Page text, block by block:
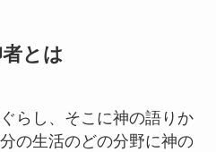
とは
らし、そこに神の語りか
の生活のどの分野に神の